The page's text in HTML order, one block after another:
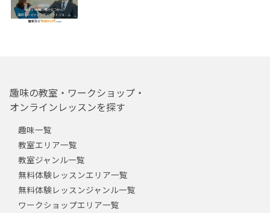
趣味の教室・ワークショップ・
オンラインレッスンを探す
趣味一覧
教室エリア一覧
教室ジャンル一覧
無料体験レッスンエリア一覧
無料体験レッスンジャンル一覧
ワークショップエリア一覧